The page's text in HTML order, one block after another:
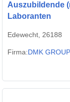
Auszubildende
Laboranten
Edewecht, 26188
Firma:DMK